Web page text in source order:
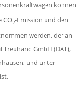
können
CO2-Emission und den
werden, der an
GmbH (DAT),
und unter